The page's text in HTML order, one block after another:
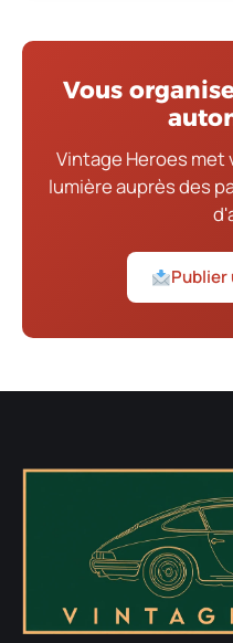
Vous
Vintage Heroes
lumière auprès des
Publier